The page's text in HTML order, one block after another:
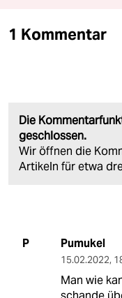
1 Kommentar
Die
geschlossen.
Wir öffnen die
Artikeln für etwa
P Pumukel
15.02.2022,
Man wie